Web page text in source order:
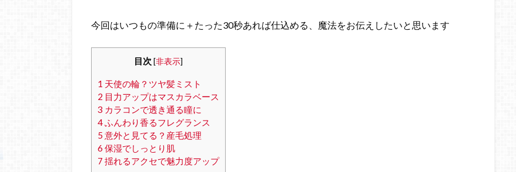
今回はいつもの準備に＋たった30秒あれば仕込める、魔法をお伝えしたいと思います
目次 [非表示]
1 天使の輪？ツヤ髪ミスト
2 目力アップはマスカラベース
3 カラコンで透き通る瞳に
4ふんわり香るフレグランス
5 意外と見てる？産毛処理
6 保湿でしっとり肌
7 揺れるアクセで魅力度アップ